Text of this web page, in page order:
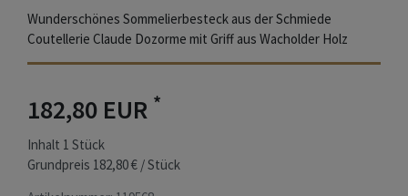
Wunderschönes Sommelierbesteck aus der Schmiede
Coutellerie Claude Dozorme mit Griff aus Wacholder Holz
182,80 EUR *
Inhalt 1 Stück
Grundpreis 182,80 € / Stück